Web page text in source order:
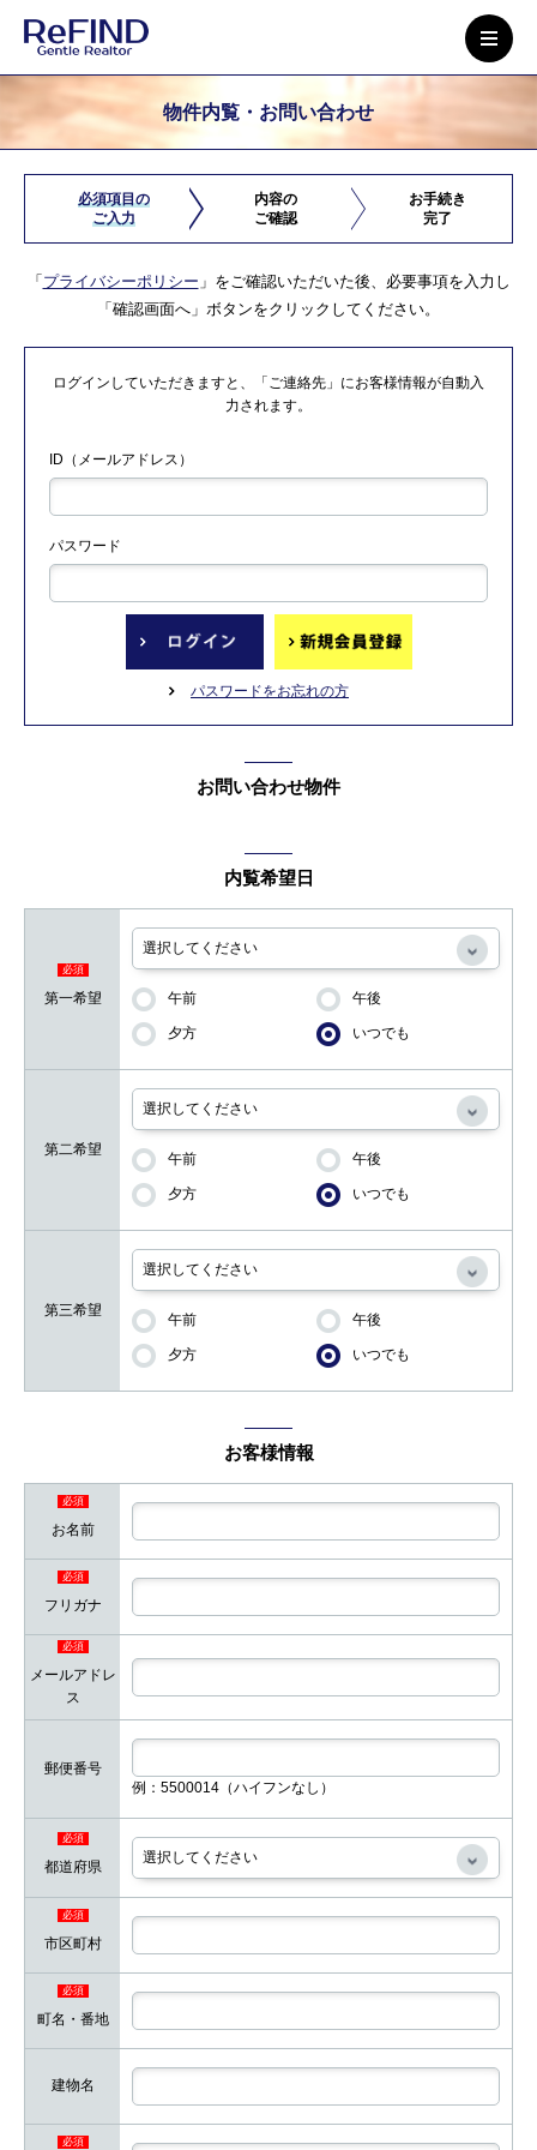
物件内覧・お問い合わせ
必須項目の
ご入力
内容の
ご確認
お手続き
完了
「 プライバシーポリシー 」をご確認いただいた後、必要事項を入力し
「確認画面へ」ボタンをクリックしてください。
ログインしていただきますと、「ご連絡先」にお客様情報が自動入
力されます。
ID（メールアドレス）
パスワード
パスワードをお忘れの方
お問い合わせ物件
内覧希望日
必須
第一希望 午前 午後
夕方 いつでも
第二希望
午前 午後
夕方 いつでも
第三希望
午前 午後
夕方 いつでも
お客様情報
必須
お名前
必須
フリガナ
必須
メールアドレ
ス
郵便番号
例：5500014（ハイフンなし）
必須
都道府県
必須
市区町村
必須
町名・番地
建物名
必須